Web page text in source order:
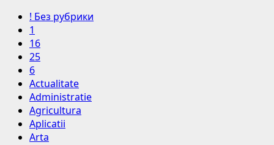
! Без рубрики
1
16
25
6
Actualitate
Administratie
Agricultura
Aplicatii
Arta